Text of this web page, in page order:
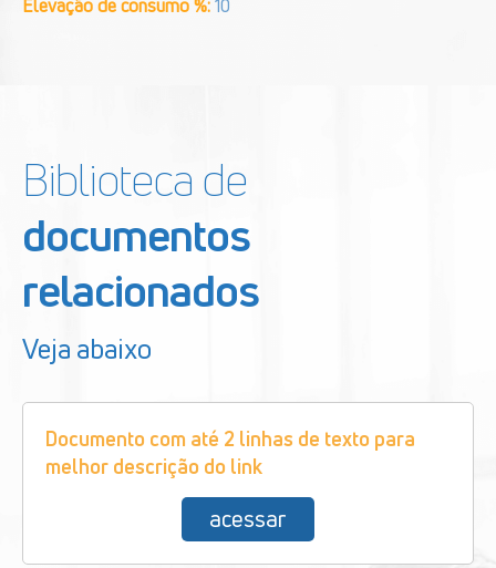
Elevação de consumo %:10
Biblioteca de
documentos
relacionados
Veja abaixo
Documento com até 2 linhas de texto para
melhor descrição do link
acessar